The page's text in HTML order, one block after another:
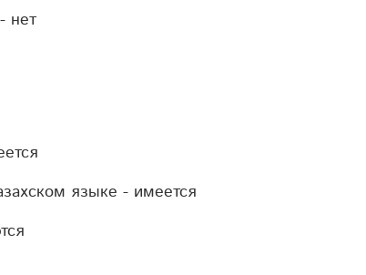
нет
языке - имеется